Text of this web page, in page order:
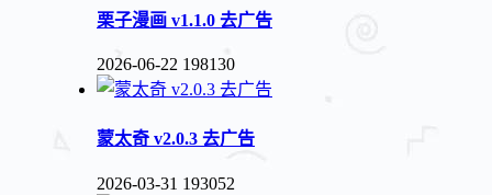
栗子漫画 v1.1.0 去广告
2026-06-22 198130
蒙太奇 v2.0.3 去广告
2026-03-31 193052